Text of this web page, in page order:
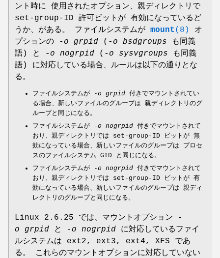
ント時に 使用されたオプション、親ディレクトリで
set-group-ID 許可ビットが 有効になっているど
うか、がある。 ファイルシステムが mount (8)
オ
プションの
-o grpid ( -o bsdgroups も同義
語) と
-o nogrpid ( -o sysvgroups も同義
語) に対応している場合、ルールは以下の通りとな
る。
ファイルシステムが -o grpid 付きでマウントされてい
る場合、新しいファイルのグループは 親ディレクトリのグ
ループと同じになる。
ファイルシステムが
-o nogrpid 付きでマウントされて
おり、親ディレクトリでは set-group-ID ビットが 無
効になっている場合、新しいファイルのグループは プロセ
スのファイルシステム GID と同じになる。
ファイルシステムが
-o nogrpid 付きでマウントされて
おり、親ディレクトリでは set-group-ID ビットが 有
効になっている場合、新しいファイルのグループは 親ディ
レクトリのグループと同じになる。
Linux 2.6.25 では、マウントオプション
-
o grpid と -o nogrpid に対応しているファイ
ルシステムは ext2, ext3, ext4, XFS であ
る。 これらのマウントオプションに対応していない